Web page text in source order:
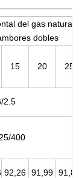
del gas natural
dobles
15 20 25
2.5
400
92,26 91,99 91,82